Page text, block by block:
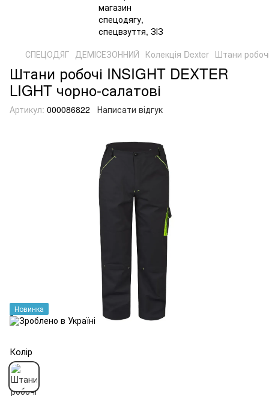
СПЕЦОДЯГ ДЕМІСЕЗОННИЙ Колекція Dexter Штани
Штани робочі INSIGHT DEXTER
LIGHT чорно-салатові
Артикул: 000086822 Написати відгук
Новинка
Колір